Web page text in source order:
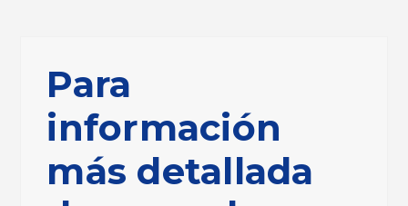
Para
información
más detallada